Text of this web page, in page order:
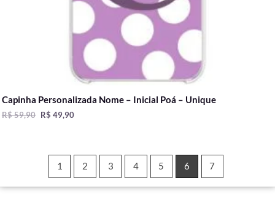
Capinha Personalizada Nome – Inicial Poá – Unique
R$59,90 R$ 49,90
1 2 3 4 5 6 7